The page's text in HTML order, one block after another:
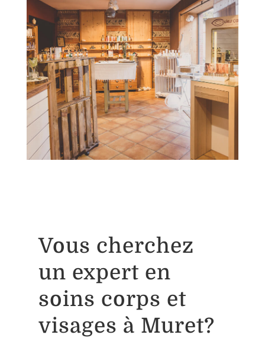
Vous cherchez
un expert en
soins corps et
visages à Muret?